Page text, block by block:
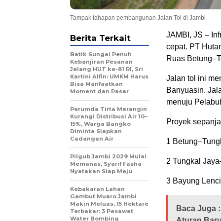
Tampak tahapan pembangunan Jalan Tol di Jambi
JAMBI, JS –
cepat. PT
Ruas
Jalan tol ini
Banyuasin.
menuju
Proyek
1
2 Tungkal
3 Bayung
Baca Juga :
Berita Terkait
Batik Sungai Penuh
Kebanjiran Pesanan
Jelang HUT ke-81 RI, Sri
Kartini Alfin: UMKM Harus
Bisa Manfaatkan
Moment dan Pasar
Perumda Tirta Merangin
Kurangi Distribusi Air 10–
15%, Warga Bangko
Diminta Siapkan
Cadangan Air
Pilgub Jambi 2029 Mulai
Memanas, Syarif Fasha
Nyatakan Siap Maju
Kebakaran Lahan
Gambut Muaro Jambi
Makin Meluas, 15 Hektare
Terbakar: 3 Pesawat
Water Bombing